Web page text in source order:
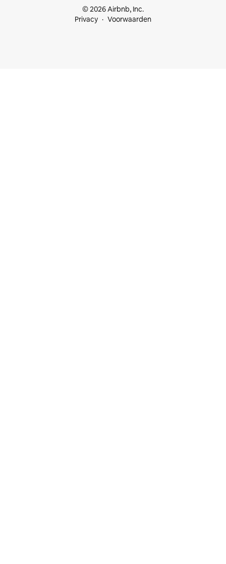
© 2026 Airbnb, Inc.
Privacy
Voorwaarden